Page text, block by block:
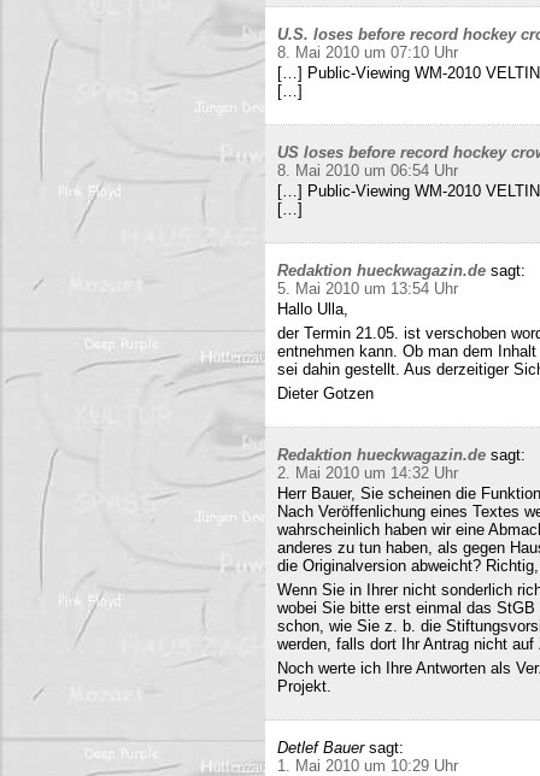
U.S. loses before record hockey
8. Mai 2010 um 07:10 Uhr
[…] Public-Viewing WM-2010
[…]
US loses before record hockey
8. Mai 2010 um 06:54 Uhr
[…] Public-Viewing WM-2010
[…]
Redaktion hueckwagazin.de sagt:
5. Mai 2010 um 13:54 Uhr
Hallo Ulla,
der Termin 21.05. ist verschoben
entnehmen kann. Ob man dem
sei dahin gestellt. Aus derzeitiger
Dieter Gotzen
Redaktion hueckwagazin.de sagt:
2. Mai 2010 um 14:32 Uhr
Herr Bauer, Sie scheinen die
Nach Veröffenlichung eines Textes
wahrscheinlich haben wir eine
anderes zu tun haben, als gegen
die Originalversion abweicht?
Wenn Sie in Ihrer nicht sonderlich
wobei Sie bitte erst einmal das
schon, wie Sie z. b. die
werden, falls dort Ihr Antrag nicht
Noch werte ich Ihre Antworten als
Projekt.
Detlef Bauer sagt:
1. Mai 2010 um 10:29 Uhr